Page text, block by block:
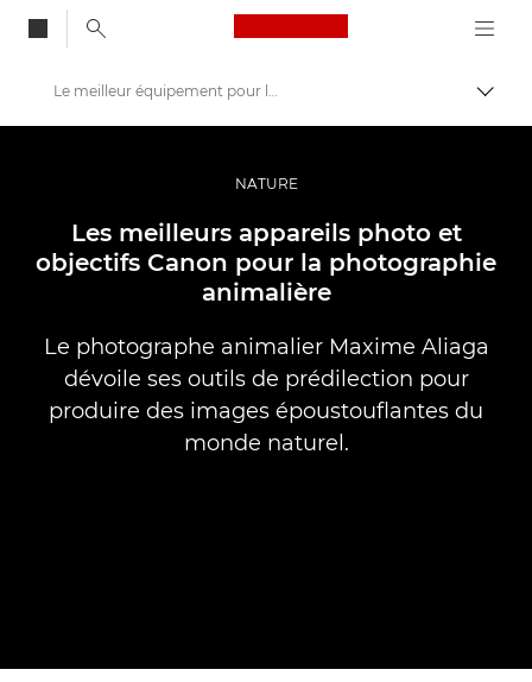
Canon Logo, back
Vidéo et photographie professionnelles
Histoires
Le meilleur équipement pour la photographie animalière
NATURE
Les meilleurs appareils photo et
objectifs Canon pour la photographie
animalière
Le photographe animalier Maxime Aliaga
dévoile ses outils de prédilection pour
produire des images époustouflantes du
monde naturel.